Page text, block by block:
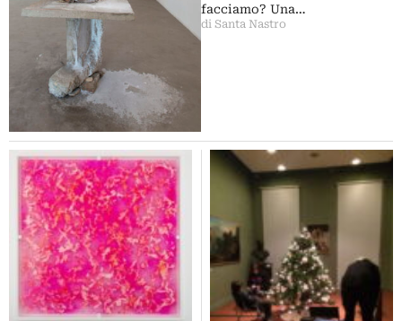
facciamo? Una…
di Santa Nastro